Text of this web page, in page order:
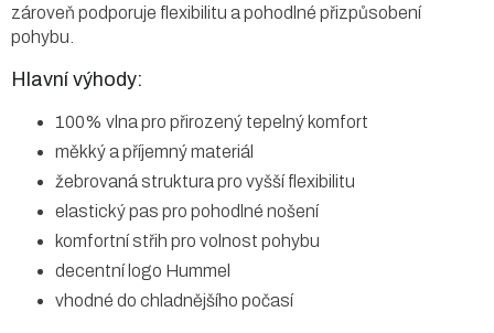
zároveň podporuje flexibilitu a pohodlné přizpůsobení
pohybu.
Hlavní výhody:
100% vlna pro přirozený tepelný komfort
měkký a příjemný materiál
žebrovaná struktura pro vyšší flexibilitu
elastický pas pro pohodlné nošení
komfortní střih pro volnost pohybu
decentní logo Hummel
vhodné do chladnějšího počasí